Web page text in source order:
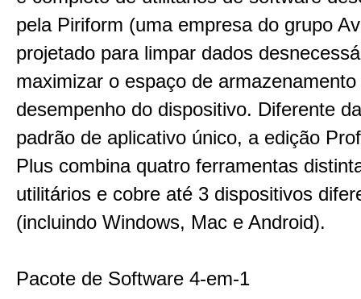
pela Piriform (uma empresa do grupo
projetado para limpar dados
maximizar o espaço de
desempenho do dispositivo. Diferente
padrão de aplicativo único, a edição
Plus combina quatro ferramentas
utilitários e cobre até 3 dispositivos
(incluindo Windows, Mac e Android).
Pacote de Software 4-em-1